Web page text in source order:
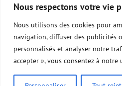
Nous respectons votre vie
Nous utilisons des cookies pour
navigation, diffuser des publicités
personnalisés et analyser notre
accepter », vous consentez à
Qui sommes-nous ?
Conditions
Nous contacter
0